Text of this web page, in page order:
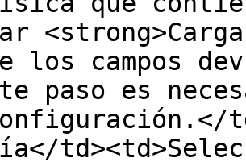
los campos
paso es